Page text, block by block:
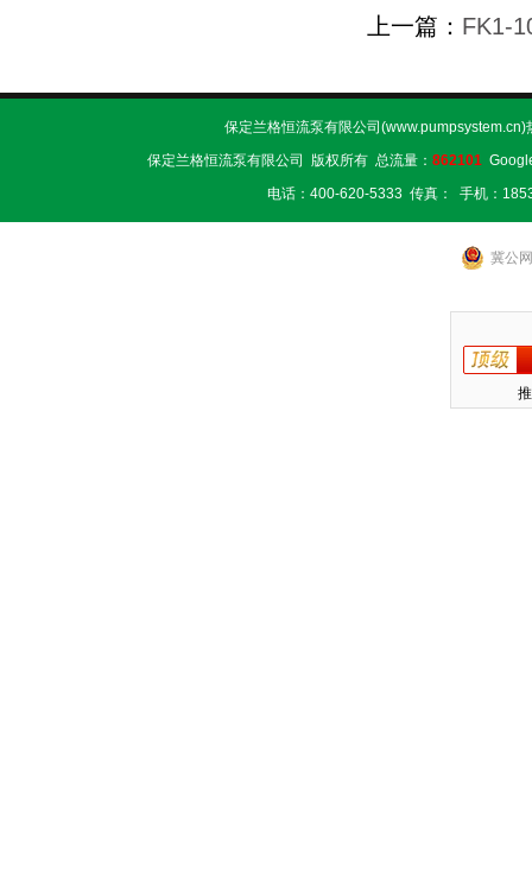
上一篇： FK1-
保定兰格恒流泵有限公司(www.pumpsystem.cn)
保定兰格恒流泵有限公司 版权所有 总流量： 862101
电话：400-620-5333 传真： 手机：
冀公